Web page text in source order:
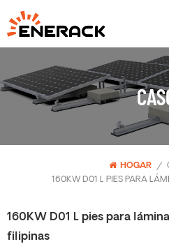
HOGAR /
160KW D01 L pies para
filipinas